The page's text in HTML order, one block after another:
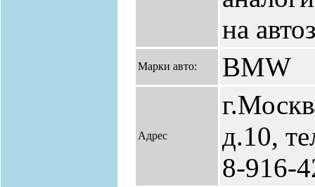
на
Марки авто: BMW
Адрес
д.10,
8-916-